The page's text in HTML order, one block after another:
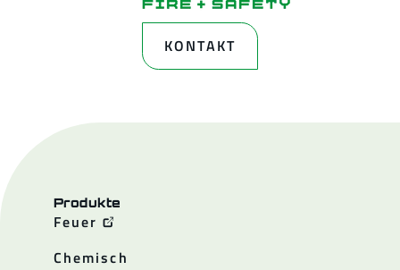
KONTAKT
Produkte
Feuer
Chemisch